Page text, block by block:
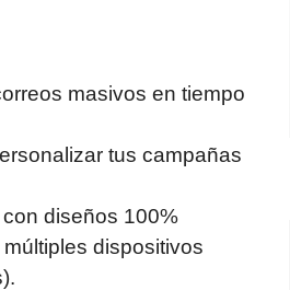
masivos en tiempo
tus campañas
diseños 100%
dispositivos